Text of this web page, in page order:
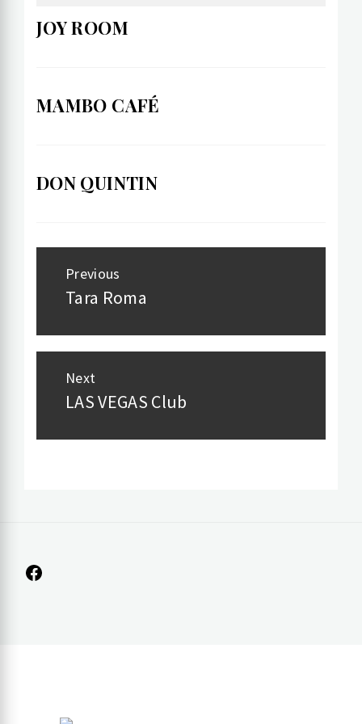
JOY ROOM
MAMBO CAFÉ
DON QUINTIN
Post
navigation
Previous
Previous
Tara Roma
Next
Next
LAS VEGAS Club
Facebook